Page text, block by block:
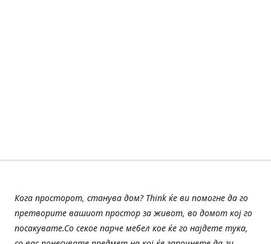
Кога просторот, станува дом? Think ќе ви помогне да го
претворите вашиот простор за живот, во домот кој го
посакувате.Со секое парче мебел кое ќе го најдете тука,